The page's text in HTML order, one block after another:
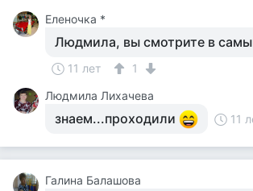
Еленочка *
Людмила, вы смотрите в
11 лет
1
Людмила Лихачева
знаем...проходили 11
Галина Балашова